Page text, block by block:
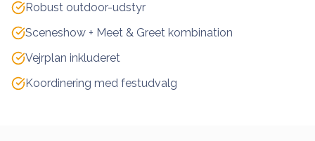
Robust outdoor-udstyr
Sceneshow + Meet & Greet kombination
Vejrplan inkluderet
Koordinering med festudvalg